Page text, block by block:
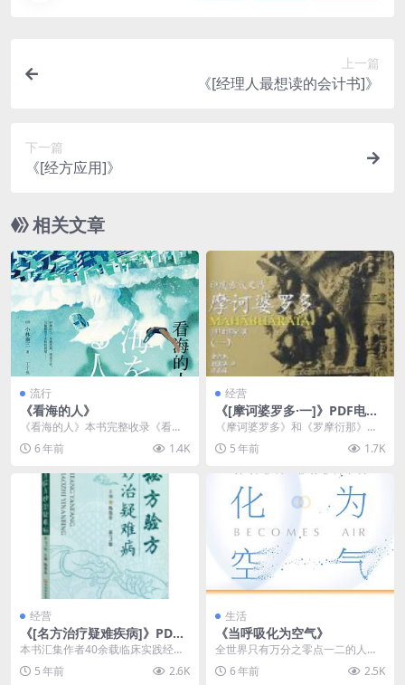
上一篇
《[经理人最想读的会计书]》
下一篇
《[经方应用]》
相关文章
流行
《看海的人》
《看海的人》本书完整收录《看海
的人》《门》等七篇浪漫派科幻杰
作，在或温馨或哀婉的...
6 年前 1.4K
经营
《[摩诃婆罗多·一]》PDF电子
书下载
《摩诃婆罗多》和《罗摩衍那》并
称为印度两大史诗。《罗摩衍那》
已由季羡林先生翻译...
5 年前 1.7K
经营
《[名方治疗疑难疾病]》PDF
电子书下载
本书汇集作者40余载临床实践经验
第一手资料，总结和提炼来自辩证
论治与辨病论治结合...
5 年前 2.6K
生活
《当呼吸化为空气》
全世界只有万分之零点一二的人会
在36岁前患上肺癌，保罗·卡拉尼什
（Paul Ka...
6 年前 2.5K